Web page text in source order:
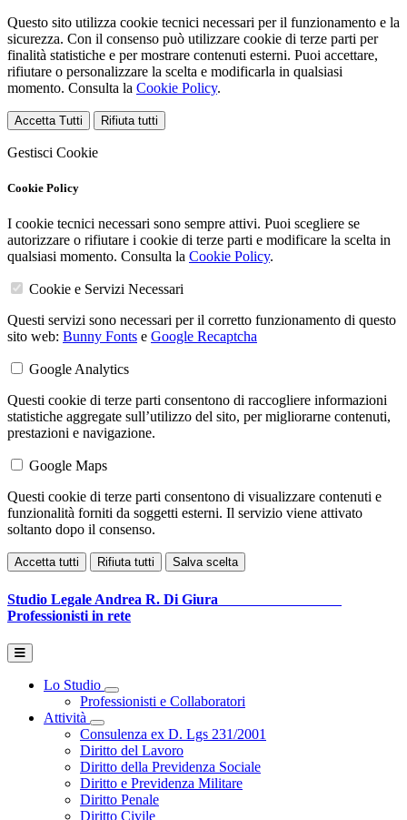
Questo sito utilizza cookie tecnici necessari per il funzionamento e la
sicurezza. Con il consenso può utilizzare cookie di terze parti per
finalità statistiche e per mostrare contenuti esterni. Puoi accettare,
rifiutare o personalizzare la scelta e modificarla in qualsiasi
momento. Consulta la Cookie Policy.
Accetta Tutti Rifiuta tutti
Gestisci Cookie
Cookie Policy
I cookie tecnici necessari sono sempre attivi. Puoi scegliere se
autorizzare o rifiutare i cookie di terze parti e modificare la scelta in
qualsiasi momento. Consulta la Cookie Policy.
Cookie e Servizi Necessari
Questi servizi sono necessari per il corretto funzionamento di questo
sito web: Bunny Fonts e Google Recaptcha
Google Analytics
Questi cookie di terze parti consentono di raccogliere informazioni
statistiche aggregate sull’utilizzo del sito, per migliorarne contenuti,
prestazioni e navigazione.
Google Maps
Questi cookie di terze parti consentono di visualizzare contenuti e
funzionalità forniti da soggetti esterni. Il servizio viene attivato
soltanto dopo il consenso.
Accetta tutti Rifiuta tutti Salva scelta
Studio Legale Andrea R. Di Giura
Professionisti in rete
Lo Studio
Toggle Dropdown
Professionisti e Collaboratori
Attività
Toggle Dropdown
Consulenza ex D. Lgs 231/2001
Diritto del Lavoro
Diritto della Previdenza Sociale
Diritto e Previdenza Militare
Diritto Penale
Diritto Civile